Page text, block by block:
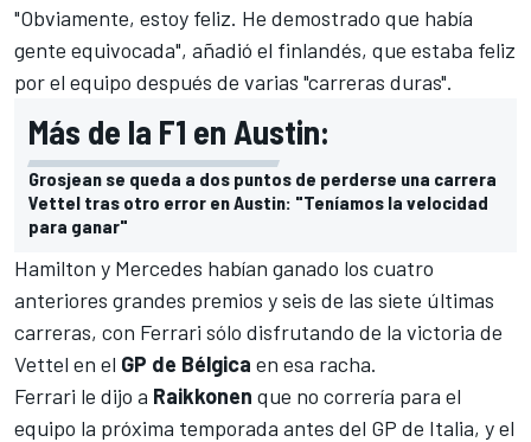
"Obviamente, estoy feliz. He demostrado que había
gente equivocada", añadió el finlandés, que estaba feliz
por el equipo después de varias "carreras duras".
Más de la F1 en Austin:
Grosjean se queda a dos puntos de perderse una carrera
Vettel tras otro error en Austin: "Teníamos la velocidad
para ganar"
Hamilton y Mercedes habían ganado los cuatro
anteriores grandes premios y seis de las siete últimas
carreras, con Ferrari sólo disfrutando de la victoria de
Vettel en el GP de Bélgica en esa racha.
Ferrari le dijo a Raikkonen que no correría para el
equipo la próxima temporada antes del GP de Italia, y el